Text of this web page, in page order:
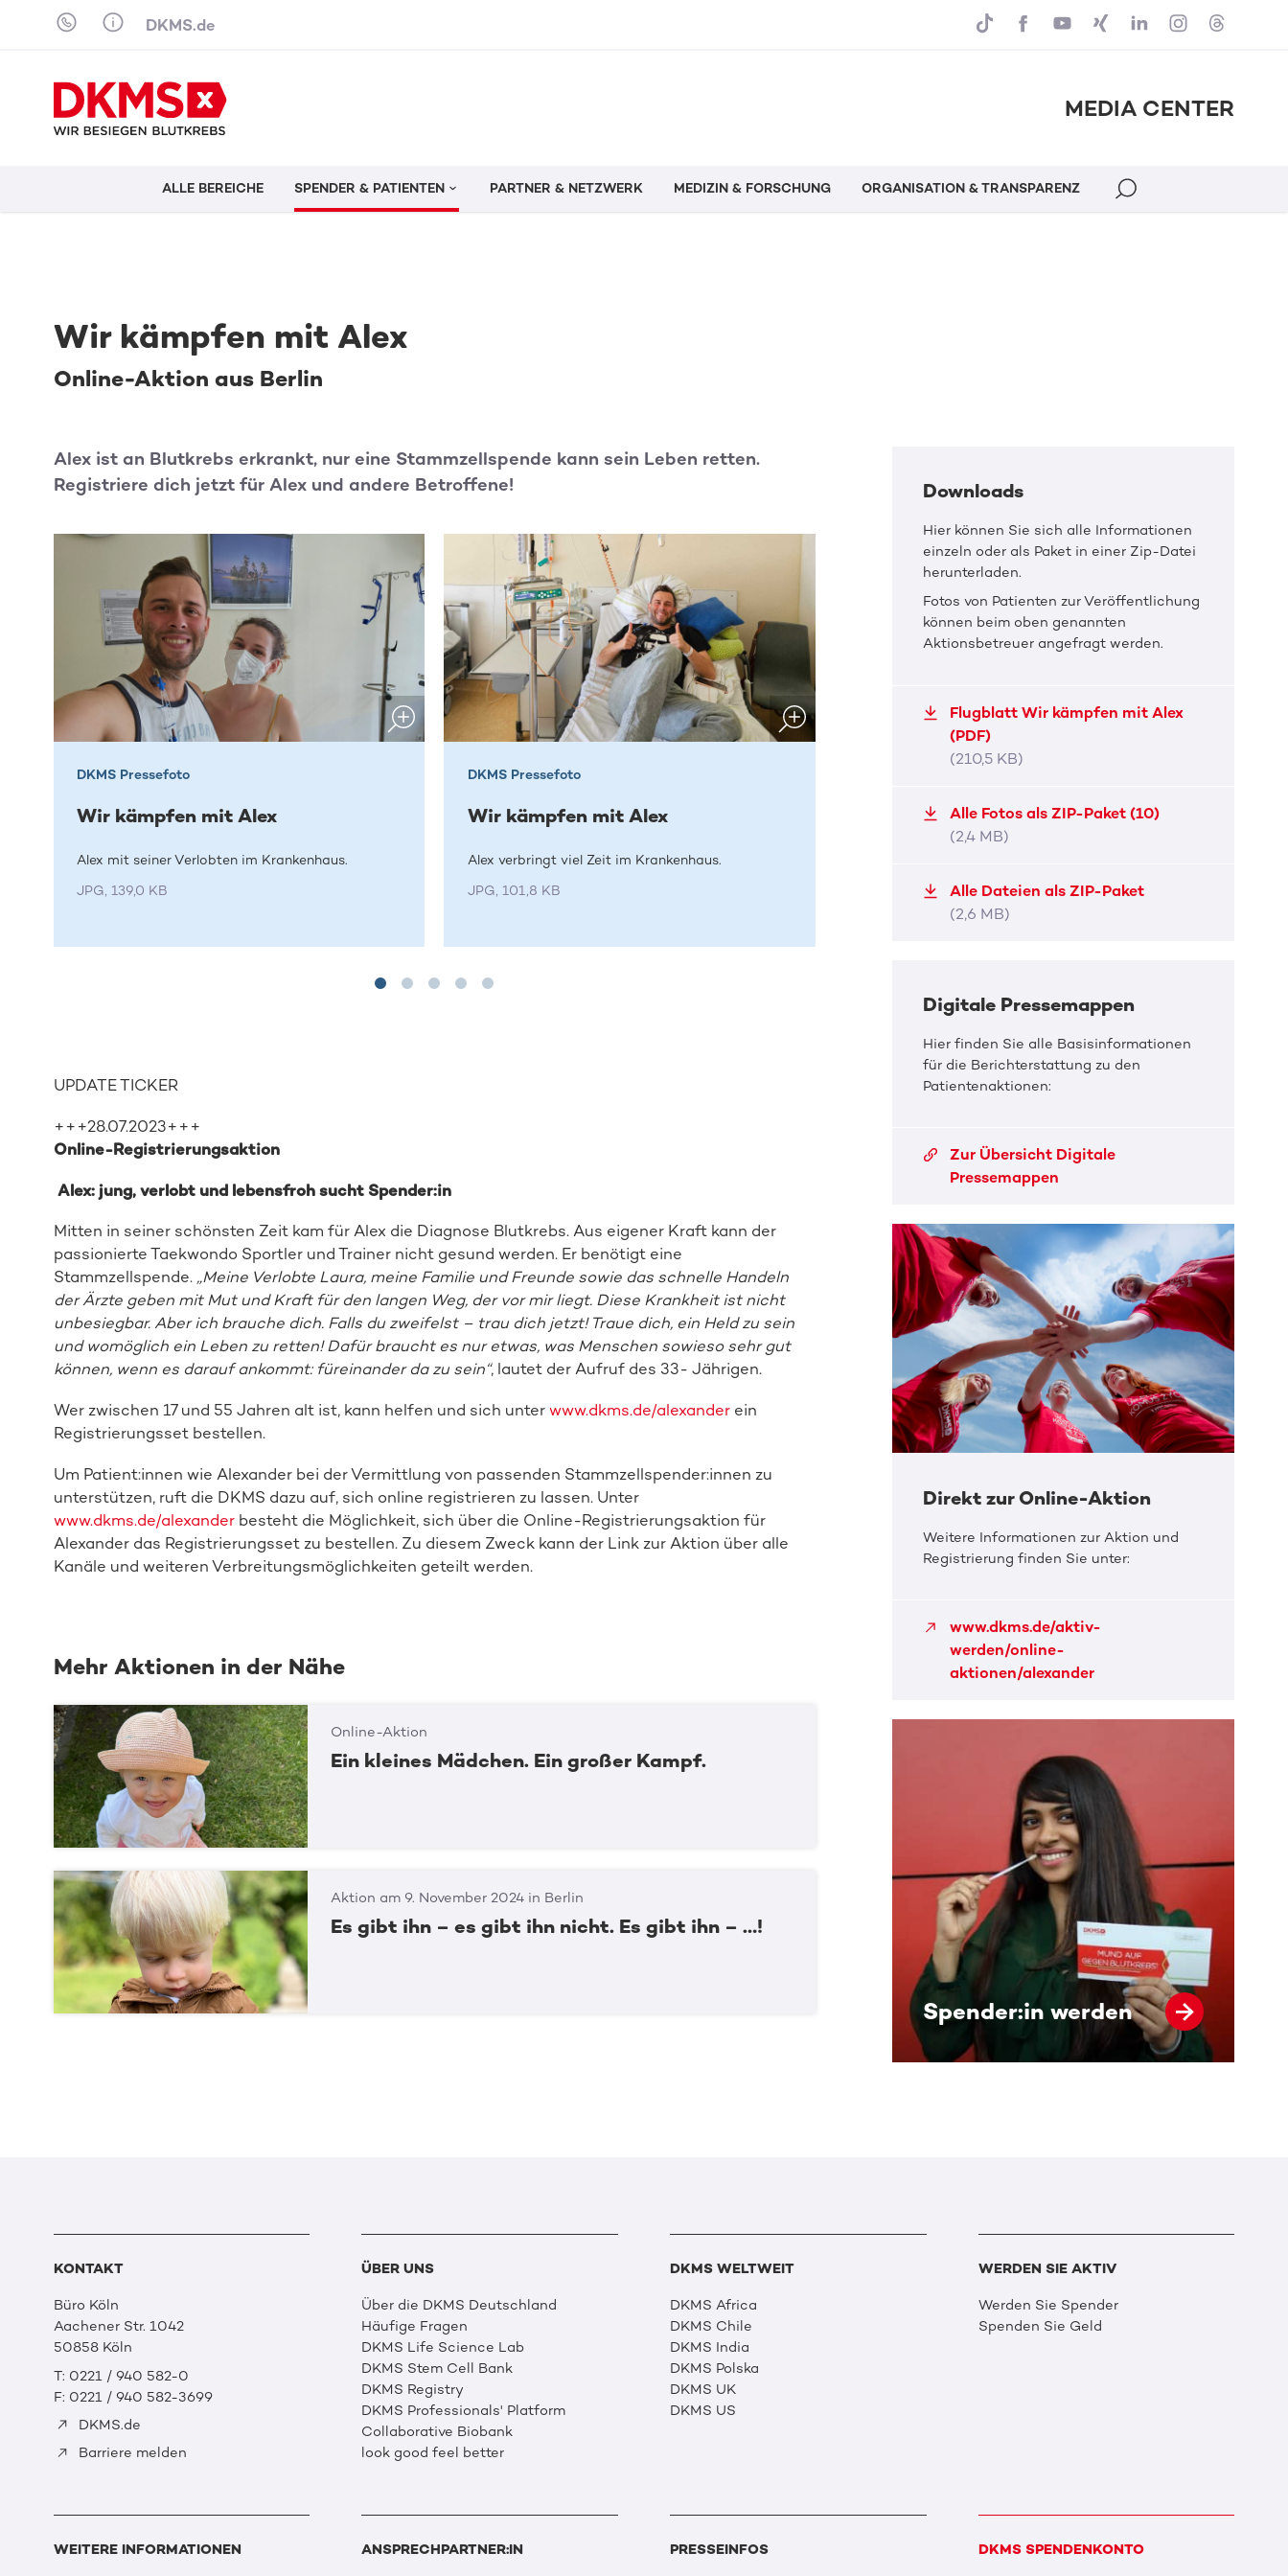
Skip to content
DKMS.de
MEDIA CENTER
ALLE BEREICHE SPENDER & PATIENTEN PARTNER & NETZWERK MEDIZIN & FORSCHUNG ORGANISATION & TRANSPARENZ
Wir kämpfen mit Alex
Online-Aktion aus Berlin
Alex ist an Blutkrebs erkrankt, nur eine Stammzellspende kann sein Leben retten.
Registriere dich jetzt für Alex und andere Betroffene!
DKMS Pressefoto
Wir kämpfen mit Alex
Alex mit seiner Verlobten im Krankenhaus.
JPG, 139,0 KB
DKMS Pressefoto
Wir kämpfen mit Alex
Alex verbringt viel Zeit im Krankenhaus.
JPG, 101,8 KB
Wir kämpfen mit Alex
JPG, 60,8 KB
UPDATE TICKER
+++28.07.2023+++
Online-Registrierungsaktion
Alex: jung, verlobt und lebensfroh sucht Spender:in
Mitten in seiner schönsten Zeit kam für Alex die Diagnose Blutkrebs. Aus eigener Kraft kann der
passionierte Taekwondo Sportler und Trainer nicht gesund werden. Er benötigt eine
Stammzellspende. „Meine Verlobte Laura, meine Familie und Freunde sowie das schnelle Handeln
der Ärzte geben mit Mut und Kraft für den langen Weg, der vor mir liegt. Diese Krankheit ist nicht
unbesiegbar. Aber ich brauche dich. Falls du zweifelst – trau dich jetzt! Traue dich, ein Held zu sein
und womöglich ein Leben zu retten! Dafür braucht es nur etwas, was Menschen sowieso sehr gut
können, wenn es darauf ankommt: füreinander da zu sein“, lautet der Aufruf des 33- Jährigen.
Wer zwischen 17 und 55 Jahren alt ist, kann helfen und sich unter www.dkms.de/alexanderein
Registrierungsset bestellen.
Um Patient:innen wie Alexander bei der Vermittlung von passenden Stammzellspender:innen zu
unterstützen, ruft die DKMS dazu auf, sich online registrieren zu lassen. Unter
www.dkms.de/alexanderbesteht die Möglichkeit, sich über die Online-Registrierungsaktion für
Alexander das Registrierungsset zu bestellen. Zu diesem Zweck kann der Link zur Aktion über alle
Kanäle und weiteren Verbreitungsmöglichkeiten geteilt werden.
Mehr Aktionen in der Nähe
Online-Aktion
Ein kleines Mädchen. Ein großer Kampf.
Aktion am 9. November 2024 in Berlin
Es gibt ihn – es gibt ihn nicht. Es gibt ihn – …!
Downloads
Hier können Sie sich alle Informationen
einzeln oder als Paket in einer Zip-Datei
herunterladen.
Fotos von Patienten zur Veröffentlichung
können beim oben genannten
Aktionsbetreuer angefragt werden.
Flugblatt Wir kämpfen mit Alex
(PDF)
(210,5 KB)
Alle Fotos als ZIP-Paket (10)
(2,4 MB)
Alle Dateien als ZIP-Paket
(2,6 MB)
Digitale Pressemappen
Hier finden Sie alle Basisinformationen
für die Berichterstattung zu den
Patientenaktionen:
Zur Übersicht Digitale
Pressemappen
Direkt zur Online-Aktion
Direkt zur Online-Aktion
Weitere Informationen zur Aktion und
Registrierung finden Sie unter:
www.dkms.de/aktiv-
werden/online-
aktionen/alexander
Spender:in werden
KONTAKT
Büro Köln
Aachener Str. 1042
50858 Köln
T: 0221 / 940 582-0
F: 0221 / 940 582-3699
DKMS.de
Barriere melden
ÜBER UNS
Über die DKMS Deutschland
Häufige Fragen
DKMS Life Science Lab
DKMS Stem Cell Bank
DKMS Registry
DKMS Professionals' Platform
Collaborative Biobank
look good feel better
DKMS WELTWEIT
DKMS Africa
DKMS Chile
DKMS India
DKMS Polska
DKMS UK
DKMS US
WERDEN SIE AKTIV
Werden Sie Spender
Spenden Sie Geld
WEITERE INFORMATIONEN ANSPRECHPARTNER:IN PRESSEINFOS DKMS SPENDENKONTO